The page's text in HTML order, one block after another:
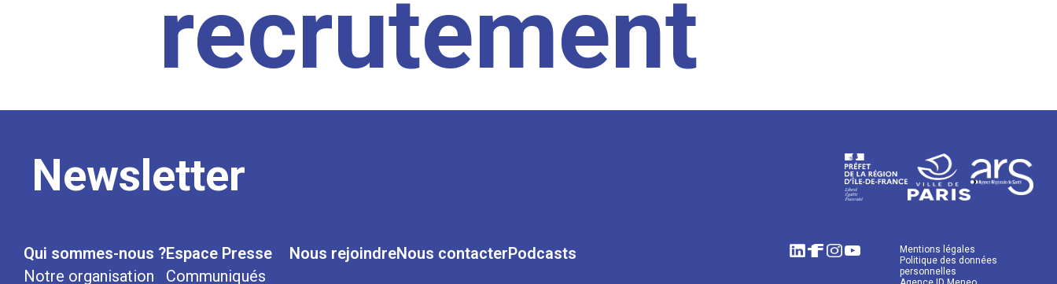
recrutement
Newsletter
Qui sommes-nous ?
Notre organisation
Espace Presse
Communiqués
Nous rejoindreNous contacterPodcasts
Mentions légales
Politique des données
personnelles